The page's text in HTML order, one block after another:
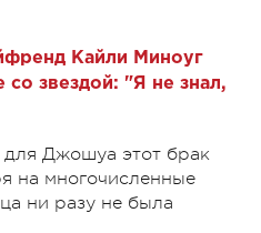
Кайли Миноуг
со звездой: "Я не знал,
Джошуа этот брак
на многочисленные
ни разу не была